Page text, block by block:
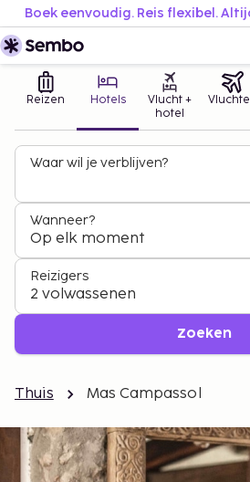
Boek eenvoudig. Reis flexibel.
Reizen Hotels
Vlucht +
hotel
Waar wil je verblijven?
Wanneer?
Op elk moment
Reizigers
2 volwassenen
Zoeken
Thuis Mas Campassol